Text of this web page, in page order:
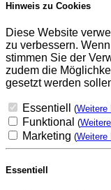
Hinweis zu Cookies
Diese Website
zu verbessern.
stimmen Sie der
zudem die
gesetzt werden
Essentiell (Weitere
Funktional (
Marketing (Weitere
Essentiell